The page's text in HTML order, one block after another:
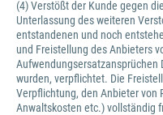
(4) Verstößt der Kunde gegen
Unterlassung des weiteren
entstandenen und noch
und Freistellung des Anbieters
Aufwendungsersatzansprüchen
wurden, verpflichtet. Die
Verpflichtung, den Anbieter von
Anwaltskosten etc.) vollständig